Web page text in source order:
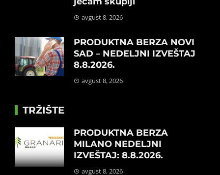
avgust 8, 2026
PRODUKTNA BERZA NOVI
SAD – NEDELJNI IZVEŠTAJ
8.8.2026.
avgust 8, 2026
TRŽIŠTE
PRODUKTNA BERZA
MILANO NEDELJNI
IZVEŠTAJ: 8.8.2026.
avgust 8, 2026